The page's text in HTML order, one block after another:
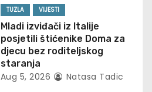
TUZLA VIJESTI
Mladi izviđači iz Italije
posjetili štićenike Doma za
djecu bez roditeljskog
staranja
Aug 5, 2026 Natasa Tadic